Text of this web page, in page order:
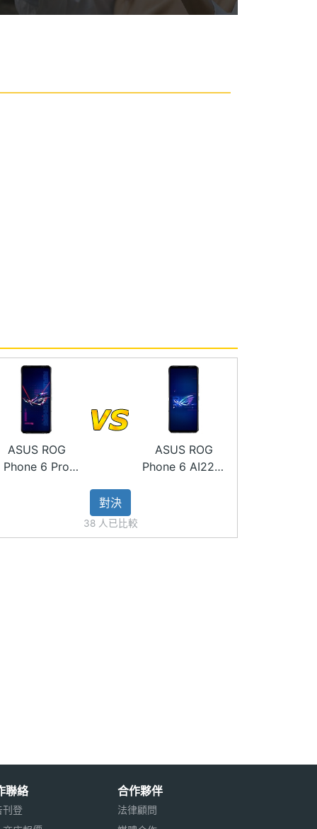
體驗
ASUS ROG
Phone 6 Pro
ASUS ROG
Phone 6 AI2201
對決
38 人已比較
聯絡
刊登
合作夥伴
法律顧問